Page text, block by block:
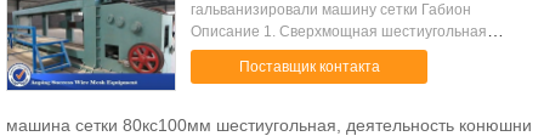
гальванизировали машину сетки Габион
Описание 1. Сверхмощная шестиугольная
машина ячеистой сети сплетя принимает
режим автоматического управления ПЛК и
Поставщик контакта
машина сетки 80кс100мм шестиугольная, деятельность конюшни